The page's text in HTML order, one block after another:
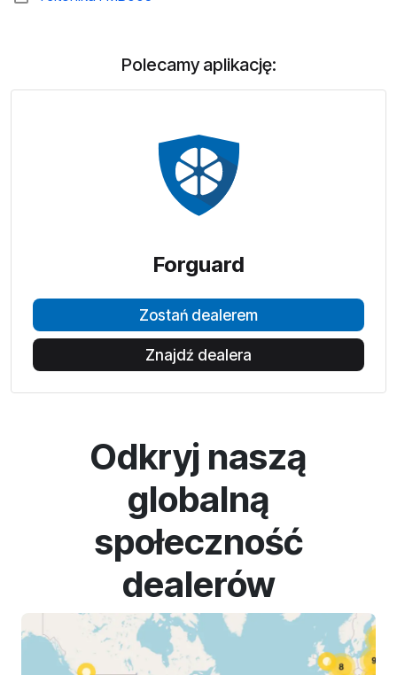
Polecamy aplikację:
Forguard
Zostań dealerem
Znajdź dealera
Odkryj naszą
globalną
społeczność
dealerów